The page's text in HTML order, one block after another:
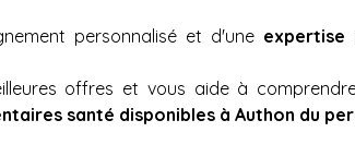
personnalisé et d'une expertise
offres et vous aide à
santé disponibles à Authon du